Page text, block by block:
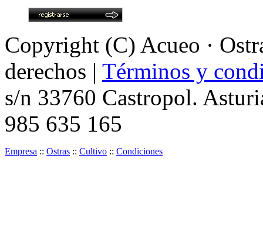
Copyright (C) Acueo ·
derechos | Términos y
s/n 33760 Castropol.
985 635 165
Empresa :: Ostras :: Cultivo :: Condiciones